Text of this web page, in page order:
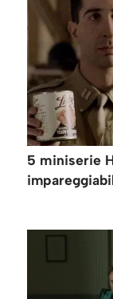
5 miniserie